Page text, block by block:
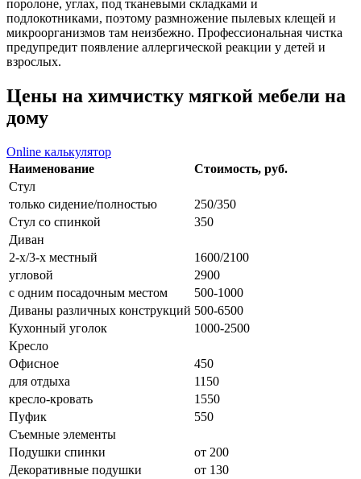
поролоне, углах, под тканевыми складками и
подлокотниками, поэтому размножение пылевых клещей и
микроорганизмов там неизбежно. Профессиональная чистка
предупредит появление аллергической реакции у детей и
взрослых.
Цены на химчистку мягкой мебели на
дому
Online калькулятор
Наименование
Стоимость, руб.
Стул
только сидение/полностью
250/350
Стул со спинкой
350
Диван
2-х/3-х местный
1600/2100
угловой
2900
с одним посадочным местом
500-1000
Диваны различных конструкций 500-6500
Кухонный уголок
1000-2500
Кресло
Офисное
450
для отдыха
1150
кресло-кровать
1550
Пуфик
550
Съемные элементы
Подушки спинки
от 200
Декоративные подушки
от 130